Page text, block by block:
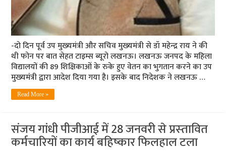
-दो दिन पूर्व उप मुख्‍यमंत्री और सचिव मुख्‍यमंत्री से डॉ महेन्‍द्र राय ने की
थी फोन पर बात सेहत टाइम्‍स ब्‍यूरो लखनऊ। लखनऊ जनपद के महिला
विद्यालयों की 89 शिक्षिकाओं के रुके हुए वेतन का भुगतान करने का उप
मुख्‍यमंंत्री द्वारा आदेश दिया गया है। इसके बाद निदेशक ने लखनऊ …
Read More »
संजय गांधी पीजीआई में 28 जनवरी से प्रस्‍तावित
कर्मचारियों का कार्य बहिष्‍कार फि‍लहाल टला